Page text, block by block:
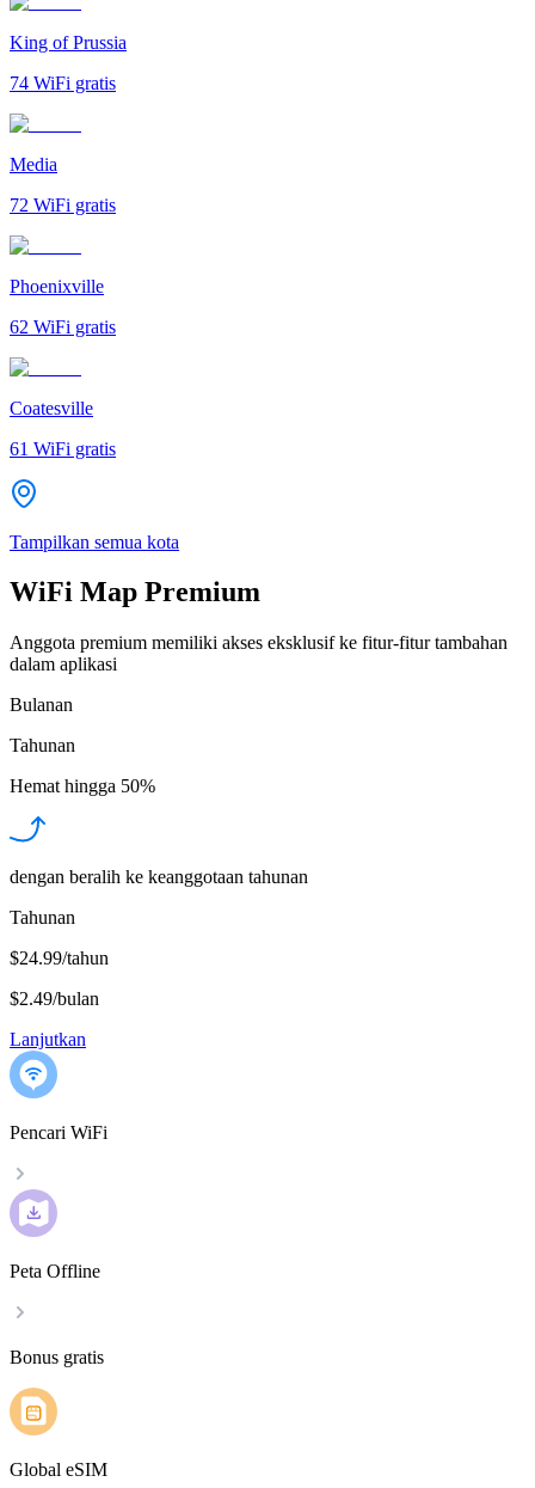
King of Prussia
74 WiFi gratis
Media
72 WiFi gratis
Phoenixville
62 WiFi gratis
Coatesville
61 WiFi gratis
Tampilkan semua kota
WiFi Map Premium
Anggota premium memiliki akses eksklusif ke fitur-fitur tambahan
dalam aplikasi
Bulanan
Tahunan
Hemat hingga 50%
dengan beralih ke keanggotaan tahunan
Tahunan
$24.99/tahun
$2.49/bulan
Lanjutkan
Pencari WiFi
Peta Offline
Bonus gratis
Global eSIM